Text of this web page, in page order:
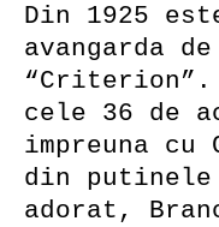
Din 1925
avangarda
“Criterion”.
cele 36 de
impreuna cu
din putinele
adorat,